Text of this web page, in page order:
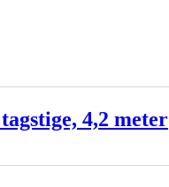
4,2 meter